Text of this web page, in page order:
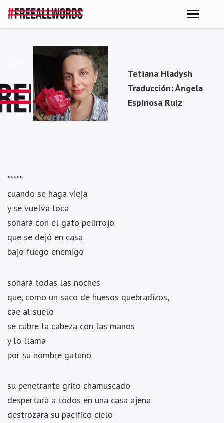
Tetiana Hladysh
Traducción: Ángela
Espinosa Ruiz
*****
cuando se haga vieja
y se vuelva loca
soñará con el gato pelirrojo
que se dejó en casa
bajo fuego enemigo
soñará todas las noches
que, como un saco de huesos quebradizos,
cae al suelo
se cubre la cabeza con las manos
y lo llama
por su nombre gatuno
su penetrante grito chamuscado
despertará a todos en una casa ajena
destrozará su pacífico cielo